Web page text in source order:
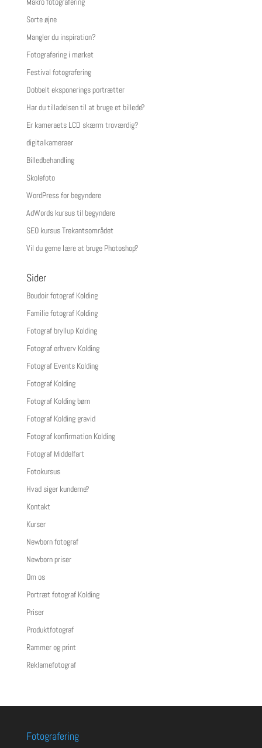
Sorte øjne
Mangler du inspiration?
Fotografering i mørket
Festival fotografering
Dobbelt eksponerings portrætter
Har du tilladelsen til at bruge et billede?
Er kameraets LCD skærm troværdig?
digitalkameraer
Billedbehandling
Skolefoto
WordPress for begyndere
AdWords kursus til begyndere
SEO kursus Trekantsområdet
Vil du gerne lære at bruge Photoshop?
Sider
Boudoir fotograf Kolding
Familie fotograf Kolding
Fotograf bryllup Kolding
Fotograf erhverv Kolding
Fotograf Events Kolding
Fotograf Kolding
Fotograf Kolding børn
Fotograf Kolding gravid
Fotograf konfirmation Kolding
Fotograf Middelfart
Fotokursus
Hvad siger kunderne?
Kontakt
Kurser
Newborn fotograf
Newborn priser
Om os
Portræt fotograf Kolding
Priser
Produktfotograf
Rammer og print
Reklamefotograf
Fotografering